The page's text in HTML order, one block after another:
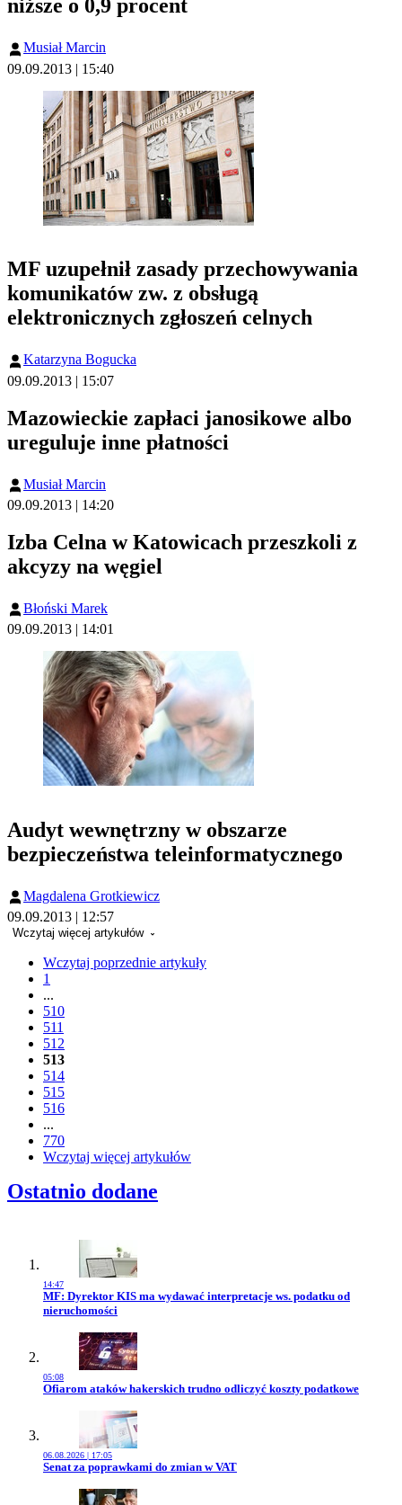
niższe o 0,9 procent
Musiał Marcin
09.09.2013 | 15:40
MF uzupełnił zasady przechowywania
komunikatów zw. z obsługą
elektronicznych zgłoszeń celnych
Katarzyna Bogucka
09.09.2013 | 15:07
Mazowieckie zapłaci janosikowe albo
ureguluje inne płatności
Musiał Marcin
09.09.2013 | 14:20
Izba Celna w Katowicach przeszkoli z
akcyzy na węgiel
Błoński Marek
09.09.2013 | 14:01
Audyt wewnętrzny w obszarze
bezpieczeństwa teleinformatycznego
Magdalena Grotkiewicz
09.09.2013 | 12:57
Wczytaj więcej artykułów
Wczytaj poprzednie artykuły
1
...
510
511
512
513
514
515
516
...
770
Wczytaj więcej artykułów
Ostatnio dodane
14:47
Przejdź do artykułu:
MF: Dyrektor KIS ma wydawać interpretacje ws. podatku od
nieruchomości
05:08
Przejdź do artykułu:
Ofiarom ataków hakerskich trudno odliczyć koszty podatkowe
06.08.2026 | 17:05
Przejdź do artykułu:
Senat za poprawkami do zmian w VAT